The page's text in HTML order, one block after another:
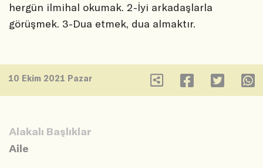
hergün ilmihal okumak. 2-İyi arkadaşlarla
görüşmek. 3-Dua etmek, dua almaktır.
10 Ekim 2021 Pazar
Alakalı Başlıklar
Aile